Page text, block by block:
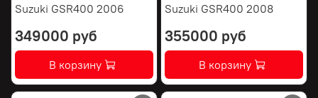
Suzuki GSR400 2006
349000 руб
В корзину
Suzuki GSR400 2008
355000 руб
В корзину